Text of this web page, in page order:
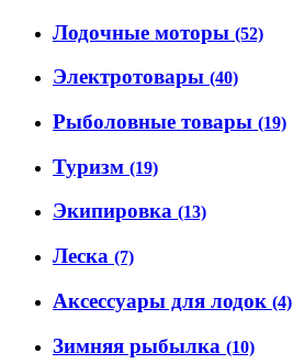
Лодочные моторы (52)
Электротовары (40)
Рыболовные товары (19)
Туризм (19)
Экипировка (13)
Леска (7)
Аксессуары для лодок (4)
Зимняя рыбылка (10)